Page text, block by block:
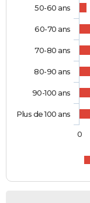
50-60 ans
60-70 ans
70-80 ans
80-90 ans
90-100 ans
Plus de 100 ans
0